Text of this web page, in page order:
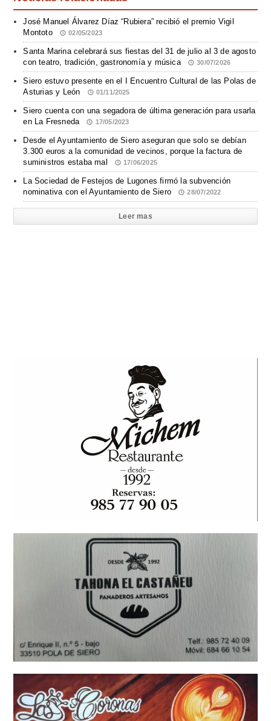
José Manuel Álvarez Díaz “Rubiera” recibió el premio Vigil
Montoto
02/05/2023
Santa Marina celebrará sus fiestas del 31 de julio al 3 de agosto
con teatro, tradición, gastronomía y música
30/07/2026
Siero estuvo presente en el I Encuentro Cultural de las Polas de
Asturias y León
01/11/2025
Siero cuenta con una segadora de última generación para usarla
en La Fresneda
17/05/2023
Desde el Ayuntamiento de Siero aseguran que solo se debían
3.300 euros a la comunidad de vecinos, porque la factura de
suministros estaba mal
17/06/2025
La Sociedad de Festejos de Lugones firmó la subvención
nominativa con el Ayuntamiento de Siero
28/07/2022
Leer mas